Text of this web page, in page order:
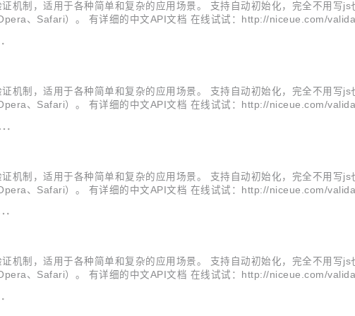
机制，适用于各种简单和复杂的应用场景。 支持自动初始化，完全不用写
、Safari）。 有详细的中文API文档 在线试试：http://niceue.com/
机制，适用于各种简单和复杂的应用场景。 支持自动初始化，完全不用写
、Safari）。 有详细的中文API文档 在线试试：http://niceue.com/
机制，适用于各种简单和复杂的应用场景。 支持自动初始化，完全不用写
、Safari）。 有详细的中文API文档 在线试试：http://niceue.com/
机制，适用于各种简单和复杂的应用场景。 支持自动初始化，完全不用写
、Safari）。 有详细的中文API文档 在线试试：http://niceue.com/